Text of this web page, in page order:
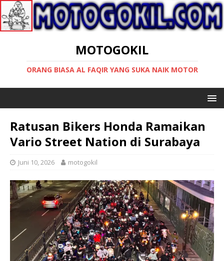
MOTOGOKIL
ORANG BIASA AL FAQIR YANG SUKA NAIK MOTOR
Ratusan Bikers Honda Ramaikan
Vario Street Nation di Surabaya
Juni 10, 2026 motogokil